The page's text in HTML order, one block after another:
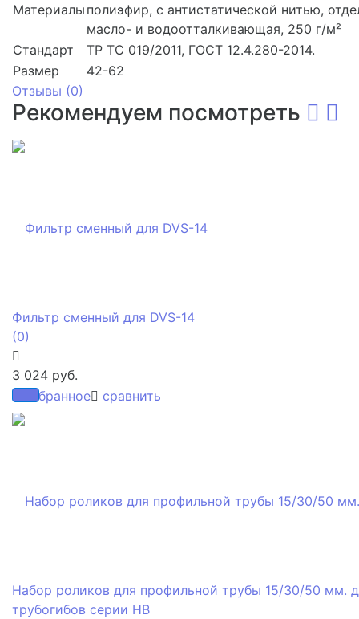
Материалы полиэфир, с антистатической нитью,
масло- и водоотталкивающая, 250 г/м²
Стандарт
ТР ТС 019/2011, ГОСТ 12.4.280-2014.
Размер
42-62
Отзывы (0)
Рекомендуем посмотреть
избранное сравнить
Фильтр сменный для DVS-14
(0)
3 024 руб.
Набор роликов для профильной трубы 15/30/50 мм.
трубогибов серии HB